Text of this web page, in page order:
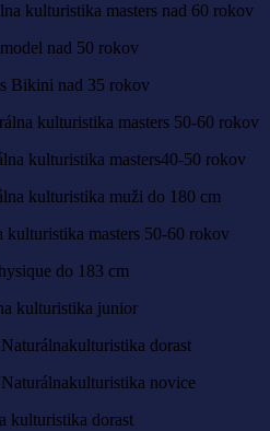
kulturistika masters nad 60 rokov
nad 50 rokov
Bikini nad 35 rokov
kulturistika masters 50-60 rokov
kulturistika masters40-50 rokov
kulturistika muži do 180 cm
masters 50-60 rokov
do 183 cm
kulturistika junior
dorast
novice
kulturistika dorast